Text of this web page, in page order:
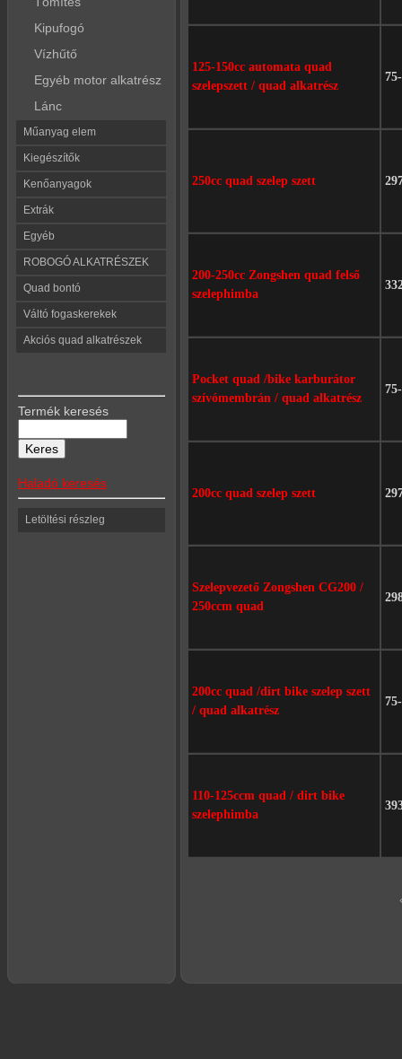
Kipufogó
Vízhűtő
Egyéb motor alkatrész
Lánc
Műanyag elem
Kiegészítők
Kenőanyagok
Extrák
Egyéb
ROBOGÓ ALKATRÉSZEK
Quad bontó
Váltó fogaskerekek
Akciós quad alkatrészek
Termék keresés
Haladó keresés
Letöltési részleg
125-150cc automata quad
szelepszett / quad alkatrész
250cc quad szelep szett
200-250cc Zongshen quad felső
szelephimba
Pocket quad /bike karburátor
szívómembrán / quad alkatrész
200cc quad szelep szett
Szelepvezető Zongshen CG200 /
250ccm quad
200cc quad /dirt bike szelep szett
/ quad alkatrész
110-125ccm quad / dirt bike
szelephimba